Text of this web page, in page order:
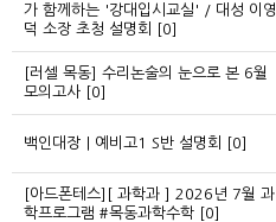
가 함께하는 '강대입시교실' / 대성 이영
덕 소장 초청 설명회
[0]
[러셀 목동] 수리논술의 눈으로 본 6월
모의고사 [0]
백인대장｜예비고1 S반 설명회 [0]
[아드폰테스][ 과학과 ] 2026년 7월 과
학프로그램 #목동과학수학 [0]